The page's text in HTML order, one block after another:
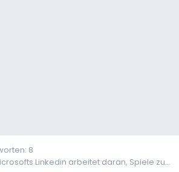
8
Linkedin arbeitet daran, Spiele zu...